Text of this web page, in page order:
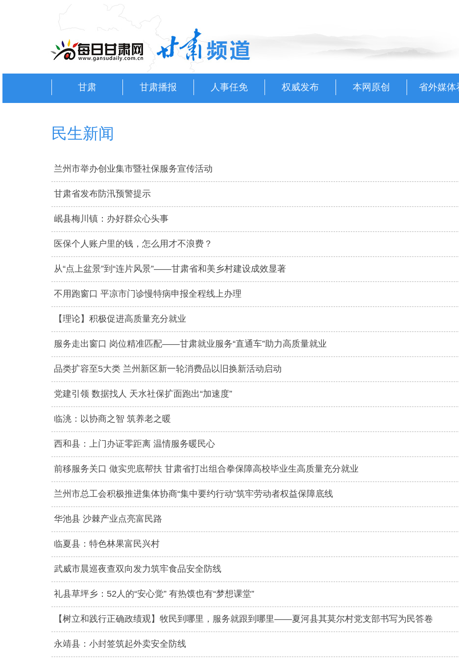
甘肃 甘肃播报 人事任免 权威发布 本网原创 省外媒体
民生新闻
兰州市举办创业集市暨社保服务宣传活动
甘肃省发布防汛预警提示
岷县梅川镇：办好群众心头事
医保个人账户里的钱，怎么用才不浪费？
从“点上盆景”到“连片风景”——甘肃省和美乡村建设成效显著
不用跑窗口 平凉市门诊慢特病申报全程线上办理
【理论】积极促进高质量充分就业
服务走出窗口 岗位精准匹配——甘肃就业服务“直通车”助力高质量就业
品类扩容至5大类 兰州新区新一轮消费品以旧换新活动启动
党建引领 数据找人 天水社保扩面跑出“加速度”
临洮：以协商之智 筑养老之暖
西和县：上门办证零距离 温情服务暖民心
前移服务关口 做实兜底帮扶 甘肃省打出组合拳保障高校毕业生高质量充分就业
兰州市总工会积极推进集体协商“集中要约行动”筑牢劳动者权益保障底线
华池县 沙棘产业点亮富民路
临夏县：特色林果富民兴村
武威市晨巡夜查双向发力筑牢食品安全防线
礼县草坪乡：52人的“安心觉” 有热馍也有“梦想课堂”
【树立和践行正确政绩观】牧民到哪里，服务就跟到哪里——夏河县其莫尔村党支部书写为民答卷
永靖县：小封签筑起外卖安全防线